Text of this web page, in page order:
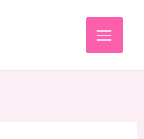
MAIN